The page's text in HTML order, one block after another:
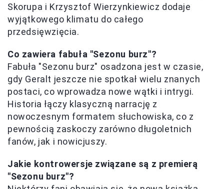
Skorupa i Krzysztof Wierzynkiewicz dodaje
wyjątkowego klimatu do całego
przedsięwzięcia.
Co zawiera fabuła "Sezonu burz"?
Fabuła "Sezonu burz" osadzona jest w czasie,
gdy Geralt jeszcze nie spotkał wielu znanych
postaci, co wprowadza nowe wątki i intrygi.
Historia łączy klasyczną narrację z
nowoczesnym formatem słuchowiska, co z
pewnością zaskoczy zarówno długoletnich
fanów, jak i nowicjuszy.
Jakie kontrowersje związane są z premierą
"Sezonu burz"?